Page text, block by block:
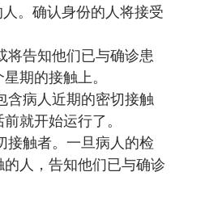
。确认身份的人将接受
将告知他们已与确诊患
期的接触上。
含病人近期的密切接触
就开始运行了。
接触者。一旦病人的检
人，告知他们已与确诊